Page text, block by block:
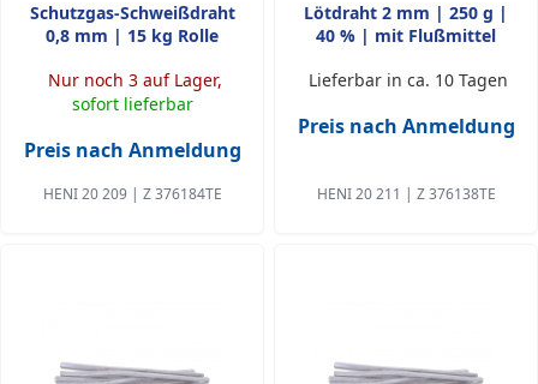
Schutzgas-Schweißdraht
0,8 mm | 15 kg Rolle
Nur noch 3 auf Lager,
sofort lieferbar
Preis nach Anmeldung
HENI 20 209 | Z 376184TE
Lötdraht 2 mm | 250 g |
40 % | mit Flußmittel
Lieferbar in ca. 10 Tagen
Preis nach Anmeldung
HENI 20 211 | Z 376138TE